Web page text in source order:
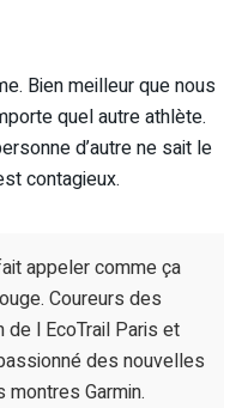
Bien meilleur que nous
quel autre athlète.
d’autre ne sait le
contagieux.
appeler comme ça
Coureurs des
l EcoTrail Paris et
des nouvelles
Garmin.